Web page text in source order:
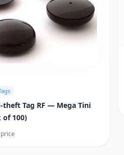
theft Tag RF — Mega Tini
of 100)